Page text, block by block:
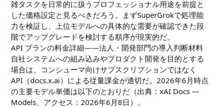
雑タスクを日常的に扱うプロフェッショナル用途を前提と
した価格設定と見るべきだろう。まずSuperGrokで処理能
力を検証し、上位モデルへの具体的な需要が確認できた段
階でアップグレードを検討する順序が現実的だ。
API プランの料金詳細——法人・開発部門の導入判断材料
自社システムへの組み込みやプロダクト開発を目的とする
場合は、コンシューマ向けサブスクリプションではなく
API（docs.x.ai）による従量課金が適切だ。2026年6月時点
の主要モデル単価は以下のとおりだ（出典：xAI Docs —
Models、アクセス：2026年6月8日）。